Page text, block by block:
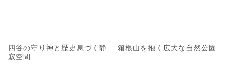
四谷の守り神と歴史息づく静
寂空間
箱根山を抱く広大な自然公園